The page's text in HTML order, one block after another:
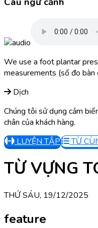
We use a foot plantar
measurements (số đo bàn
Dịch
Chúng tôi sử dụng cảm
chân của khách hàng.
LUYỆN TẬP
TỪ
TỪ VỰNG
THỨ SÁU, 19/12/2025
feature